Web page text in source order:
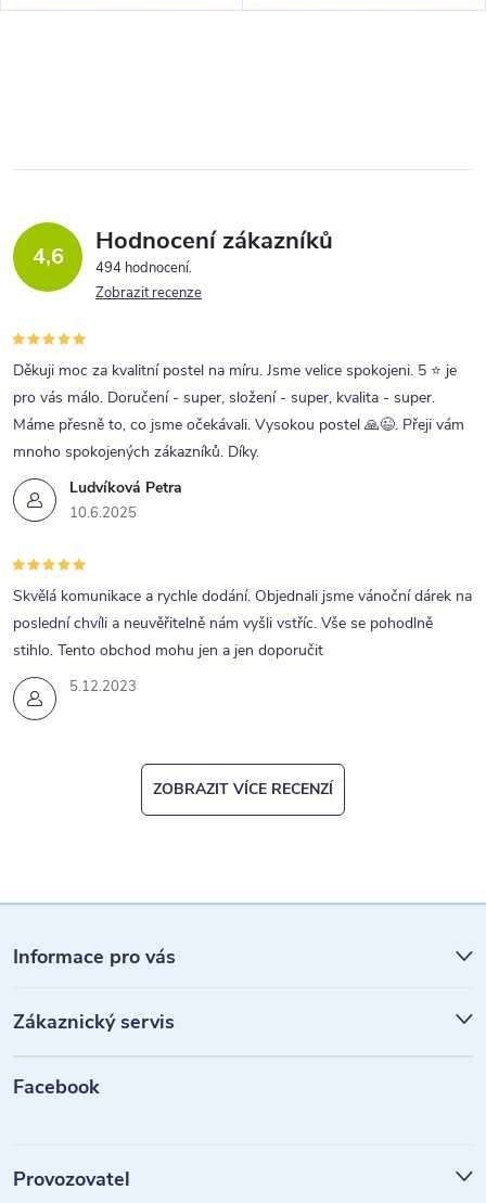
4,6 Hodnocení zákazníků
494 hodnocení
Zobrazit recenze
Ludvíková Petra
10.6.2025
Děkuji moc za kvalitní postel na míru. Jsme velice spokojeni. 5 ⭐ je
pro vás málo. Doručení - super, složení - super, kvalita - super.
Máme přesně to, co jsme očekávali. Vysokou postel 🙏😉. Přeji vám
mnoho spokojených zákazníků. Díky.
5.12.2023
Skvělá komunikace a rychle dodání. Objednali jsme vánoční dárek na
poslední chvíli a neuvěřitelně nám vyšli vstříc. Vše se pohodlně
stihlo. Tento obchod mohu jen a jen doporučit
ZOBRAZIT VÍCE RECENZÍ
á
p
a
Informace pro vás
Zákaznický servis
Facebook
Provozovatel